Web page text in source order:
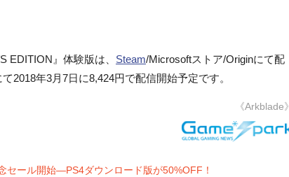
EDITION』体験版は、 Steam/Microsoftストア/Originにて配
2018年3月7日に8,424円で配信開始予定です。
《Arkblade》
セール開始―PS4ダウンロード版が50%OFF！